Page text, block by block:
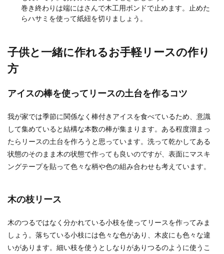
巻き終わりは端にはさんで木工用ボンドで止めます。止めた
らハサミを使って紙紐を切りましょう。
子供と一緒に作れるお手軽リースの作り
方
アイスの棒を使ってリースの土台を作るコツ
我が家では季節に関係なく棒付きアイスを食べているため、意識
して集めていると結構な本数の棒が集まります。ある程度溜まっ
たらリースの土台を作ろうと思っています。洗って乾かしてある
状態のそのまま木の状態で作っても良いのですが、表面にマスキ
ングテープを貼って色々な柄や色の組み合わせも考えています。
木の枝リース
木のつるではなく分かれている小枝を使ってリースを作ってみま
しょう。落ちている小枝には色々な色があり、木皮にも色々な違
いがあります。細い枝を使うとしなりがありつるのように使うこ